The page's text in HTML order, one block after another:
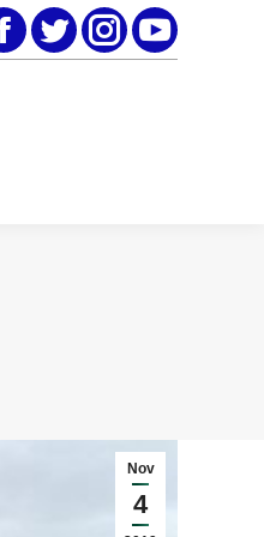
FacebookTwitterInstagramYouTube
Nov
4